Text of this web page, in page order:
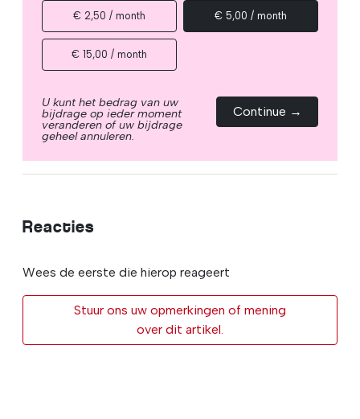
€ 2,50 / month € 5,00 / month
€ 15,00 / month
U kunt het bedrag van uw
bijdrage op ieder moment
veranderen of uw bijdrage
geheel annuleren.
Continue →
Reacties
Wees de eerste die hierop reageert
Stuur ons uw opmerkingen of mening
over dit artikel.